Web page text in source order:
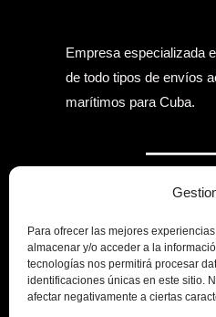
Para ofrecer las mejores
almacenar y/o acceder a la
tecnologías nos permitirá procesar
identificaciones únicas en este sitio.
afectar negativamente a ciertas
Empresa especializada
de todo tipos de envíos
marítimos para Cuba.
contenedores, menaje,
acompañado, carga
y particulares.